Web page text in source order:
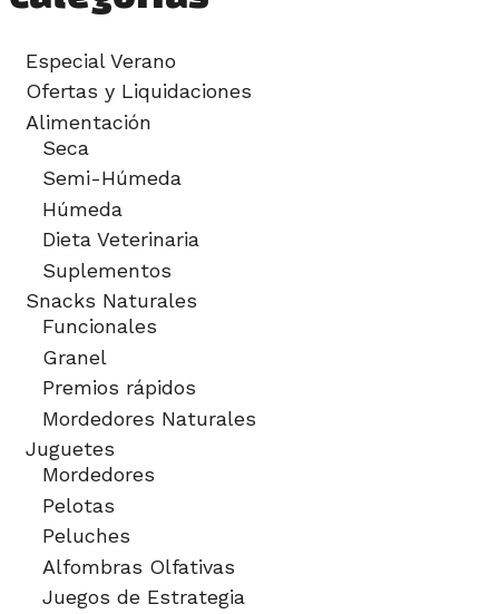
Especial Verano
Ofertas y Liquidaciones
Alimentación
Seca
Semi-Húmeda
Húmeda
Dieta Veterinaria
Suplementos
Snacks Naturales
Funcionales
Granel
Premios rápidos
Mordedores Naturales
Juguetes
Mordedores
Pelotas
Peluches
Alfombras Olfativas
Juegos de Estrategia